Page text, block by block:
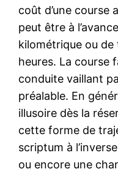
coût d’une course
peut être à
kilométrique ou
heures. La course
conduite vaillant
préalable. En
illusoire dès la
cette forme de
scriptum à
ou encore une